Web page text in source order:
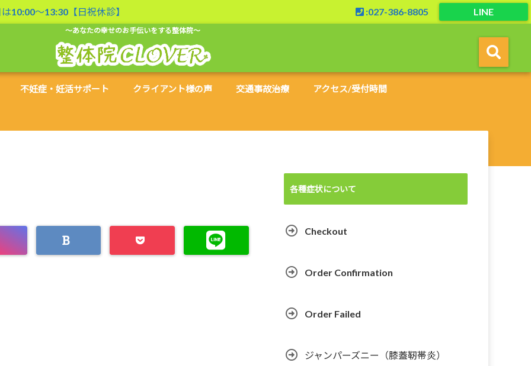
10:00〜13:30【日祝休診】 LINE
:027-386-8805
～あなたの幸せのお手伝いをする整体院～
不妊症・妊活サポート クライアント様の声 交通事故治療 アクセス/受付時間
各種症状について
Checkout
Order Confirmation
Order Failed
ジャンパーズニー（膝蓋靭帯炎）